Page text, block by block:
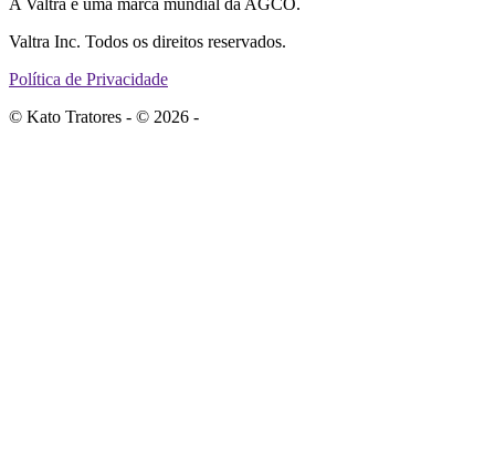
A Valtra é uma marca mundial da AGCO.
Valtra Inc. Todos os direitos reservados.
Política de Privacidade
© Kato Tratores - © 2026 -